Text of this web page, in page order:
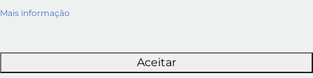
Mais informação
Aceitar